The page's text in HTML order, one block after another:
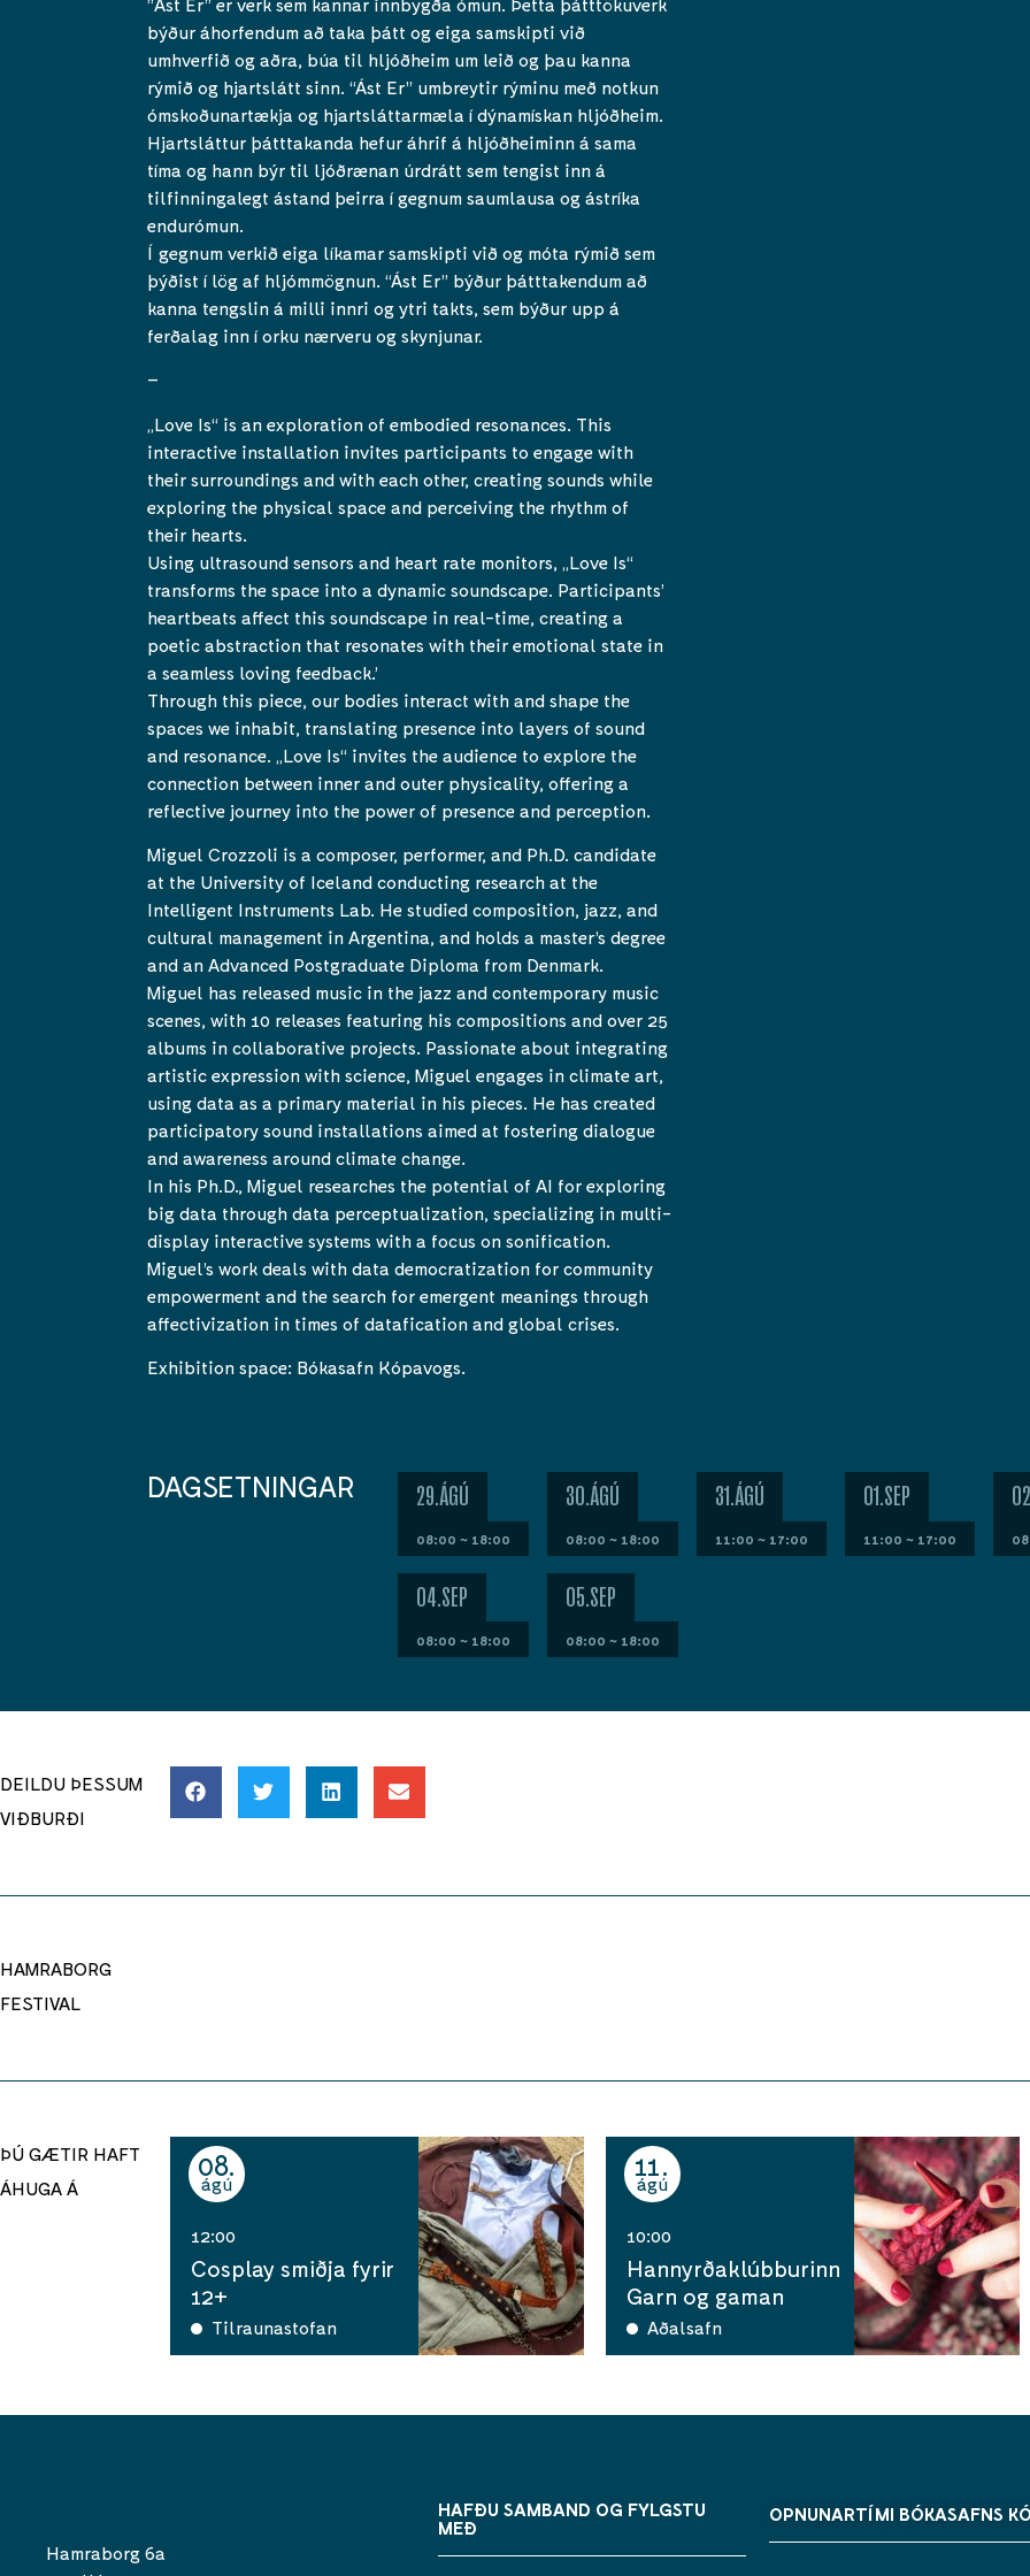
býður áhorfendum að taka þátt og eiga samskipti við
umhverfið og aðra, búa til hljóðheim um leið og þau kanna
rýmið og hjartslátt sinn. “Ást Er” umbreytir rýminu með notkun
ómskoðunartækja og hjartsláttarmæla í dýnamískan hljóðheim.
Hjartsláttur þátttakanda hefur áhrif á hljóðheiminn á sama
tíma og hann býr til ljóðrænan úrdrátt sem tengist inn á
tilfinningalegt ástand þeirra í gegnum saumlausa og ástríka
endurómun.
Í gegnum verkið eiga líkamar samskipti við og móta rýmið sem
þýðist í lög af hljómmögnun. “Ást Er” býður þátttakendum að
kanna tengslin á milli innri og ytri takts, sem býður upp á
ferðalag inn í orku nærveru og skynjunar.
–
„Love Is“ is an exploration of embodied resonances. This
interactive installation invites participants to engage with
their surroundings and with each other, creating sounds while
exploring the physical space and perceiving the rhythm of
their hearts.
Using ultrasound sensors and heart rate monitors, „Love Is“
transforms the space into a dynamic soundscape. Participants’
heartbeats affect this soundscape in real-time, creating a
poetic abstraction that resonates with their emotional state in
a seamless loving feedback.’
Through this piece, our bodies interact with and shape the
spaces we inhabit, translating presence into layers of sound
and resonance. „Love Is“ invites the audience to explore the
connection between inner and outer physicality, offering a
reflective journey into the power of presence and perception.
Miguel Crozzoli is a composer, performer, and Ph.D. candidate
at the University of Iceland conducting research at the
Intelligent Instruments Lab. He studied composition, jazz, and
cultural management in Argentina, and holds a master’s degree
and an Advanced Postgraduate Diploma from Denmark.
Miguel has released music in the jazz and contemporary music
scenes, with 10 releases featuring his compositions and over 25
albums in collaborative projects. Passionate about integrating
artistic expression with science, Miguel engages in climate art,
using data as a primary material in his pieces. He has created
participatory sound installations aimed at fostering dialogue
and awareness around climate change.
In his Ph.D., Miguel researches the potential of AI for exploring
big data through data perceptualization, specializing in multi-
display interactive systems with a focus on sonification.
Miguel’s work deals with data democratization for community
empowerment and the search for emergent meanings through
affectivization in times of datafication and global crises.
Exhibition space: Bókasafn Kópavogs.
DAGSETNINGAR 29.ÁGÚ
08:00 ~ 18:00
30.ÁGÚ
08:00 ~ 18:00
31.ÁGÚ
11:00 ~ 17:00
01.SEP
11:00 ~ 17:00
04.SEP
08:00 ~ 18:00
05.SEP
08:00 ~ 18:00
DEILDU ÞESSUM
VIÐBURÐI
HAMRABORG
FESTIVAL
ÞÚ GÆTIR HAFT
ÁHUGA Á
08
ágú
12:00
Cosplay smiðja fyrir
12+
Tilraunastofan
11
ágú
10:00
Hannyrðaklúbburinn
Garn og gaman
Aðalsafn
Hamraborg 6a
HAFÐU SAMBAND OG FYLGSTU
MEÐ
OPNUNARTÍMI BÓKASAFNS